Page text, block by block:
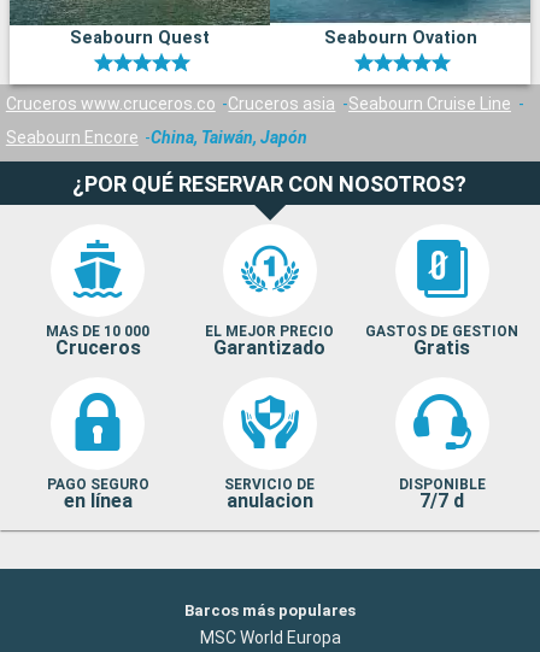
Seabourn Quest Seabourn Ovation
Cruceros www.cruceros.co Cruceros asia
Seabourn Cruise Line
Seabourn Encore
China, Taiwán, Japón
¿POR QUÉ RESERVAR CON NOSOTROS?
MAS DE 10 000
Cruceros
EL MEJOR PRECIO
Garantizado
GASTOS DE GESTION
Gratis
PAGO SEGURO
en línea
SERVICIO DE
anulacion
DISPONIBLE
7/7 d
Barcos más populares
MSC World Europa